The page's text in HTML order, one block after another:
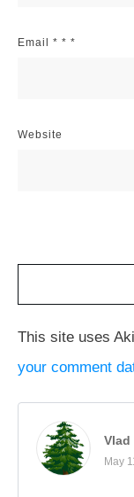
Email * * *
Website
This site uses
your comment
Vlad
May